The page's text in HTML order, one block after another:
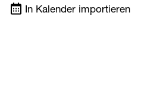
In Kalender importieren